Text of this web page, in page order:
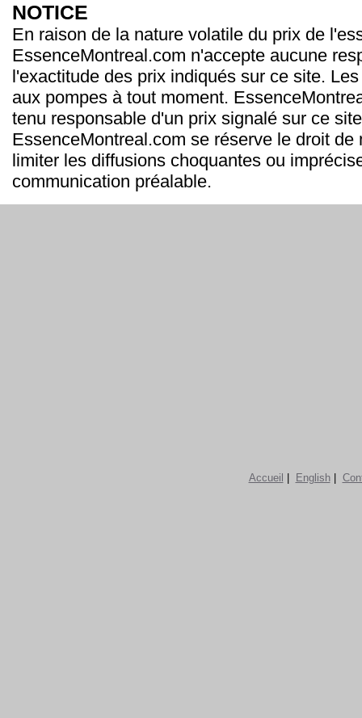
NOTICE
En raison de la nature volatile du prix de
EssenceMontreal.com n'accepte aucune
l'exactitude des prix indiqués sur ce site.
aux pompes à tout moment.
tenu responsable d'un prix signalé sur ce
EssenceMontreal.com se réserve le droit de
limiter les diffusions choquantes ou
communication préalable.
Accueil English|